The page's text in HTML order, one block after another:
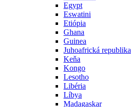
Egypt
Eswatini
Etiópia
Ghana
Guinea
Juhoafrická republika
Keňa
Kongo
Lesotho
Libéria
Líbya
Madagaskar